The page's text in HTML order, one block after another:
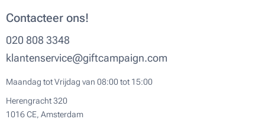
Contacteer ons!
020 808 3348
klantenservice@giftcampaign.com
Maandag tot Vrijdag van 08:00 tot 15:00
Herengracht 320
1016 CE, Amsterdam